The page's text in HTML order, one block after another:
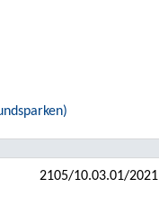
2105/10.03.01/2021